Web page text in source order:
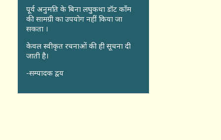
पूर्व अनुमति के बिना लघुकथा डॉट कॉंम
की सामग्री का उपयोग नहीं किया जा
सकता ।
केवल स्वीकृत रचनाओं की ही सूचना दी
जाती है।
-सम्पादक द्वय